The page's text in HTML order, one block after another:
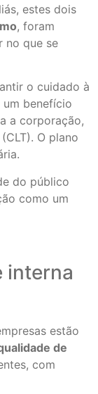
estes dois
, foram
no que se
o cuidado à
um benefício
a corporação,
O plano
do público
como um
interna
estão
de
com